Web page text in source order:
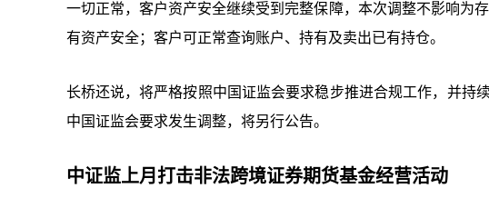
一切正常，客户资产安全继续受到完整保障，本次调整不影响为
有资产安全；客户可正常查询账户、持有及卖出已有持仓。
长桥还说，将严格按照中国证监会要求稳步推进合规工作，并持
中国证监会要求发生调整，将另行公告。
中证监上月打击非法跨境证券期货基金经营活动